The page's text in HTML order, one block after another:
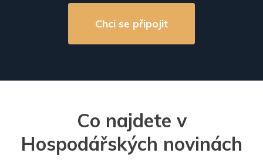
Chci se připojit
Co najdete v
Hospodářských novinách